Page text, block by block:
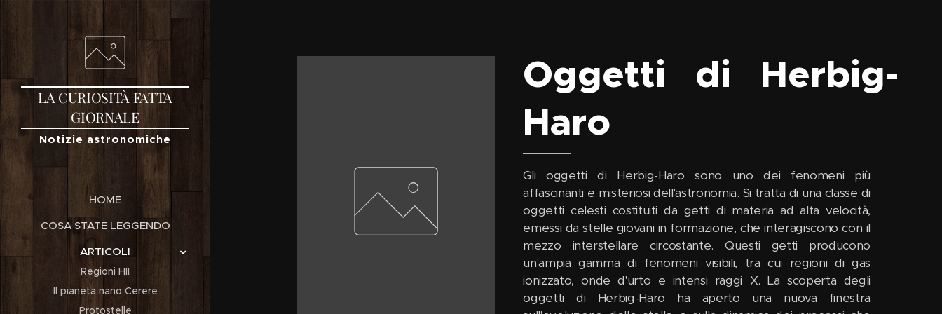
LA CURIOSITÀ FATTA
GIORNALE
Notizie astronomiche
HOME
COSA STATE LEGGENDO
ARTICOLI
Regioni HII
Il pianeta nano Cerere
Protostelle
Oggetti di Herbig-
Haro
Gli oggetti di Herbig-Haro sono uno dei fenomeni più
affascinanti e misteriosi dell'astronomia. Si tratta di una classe di
oggetti celesti costituiti da getti di materia ad alta velocità,
emessi da stelle giovani in formazione, che interagiscono con il
mezzo interstellare circostante. Questi getti producono
un'ampia gamma di fenomeni visibili, tra cui regioni di gas
ionizzato, onde d'urto e intensi raggi X. La scoperta degli
oggetti di Herbig-Haro ha aperto una nuova finestra